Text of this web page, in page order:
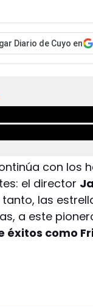
Diario de Cuyo en
con los
el director
las
a este
éxitos como